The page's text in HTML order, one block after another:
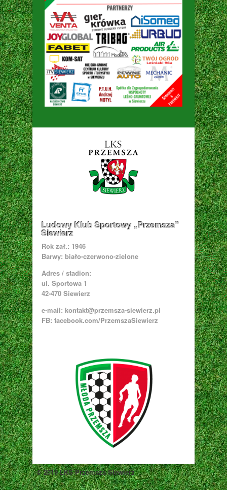
Ludowy Klub Sportowy „Przemsza”
Siewierz
Rok zał.: 1946
Barwy: biało-czerwono-zielone
Adres / stadion:
ul. Sportowa 1
42-470 Siewierz
e-mail: kontakt@przemsza-siewierz.pl
FB: facebook.com/PrzemszaSiewierz
© 2019 LKS Przemsza Siewierz